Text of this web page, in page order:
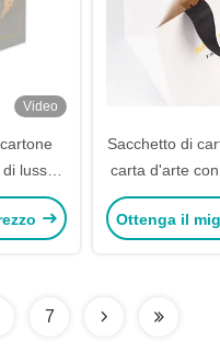
Video
lusso
del
Sacchetto di
carta d'arte
Ottenga il
7